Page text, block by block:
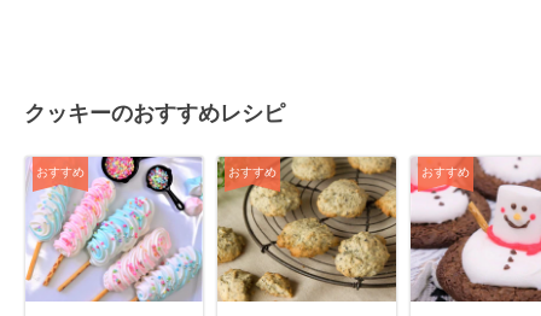
クッキーのおすすめレシピ
おすすめ おすすめ おすすめ